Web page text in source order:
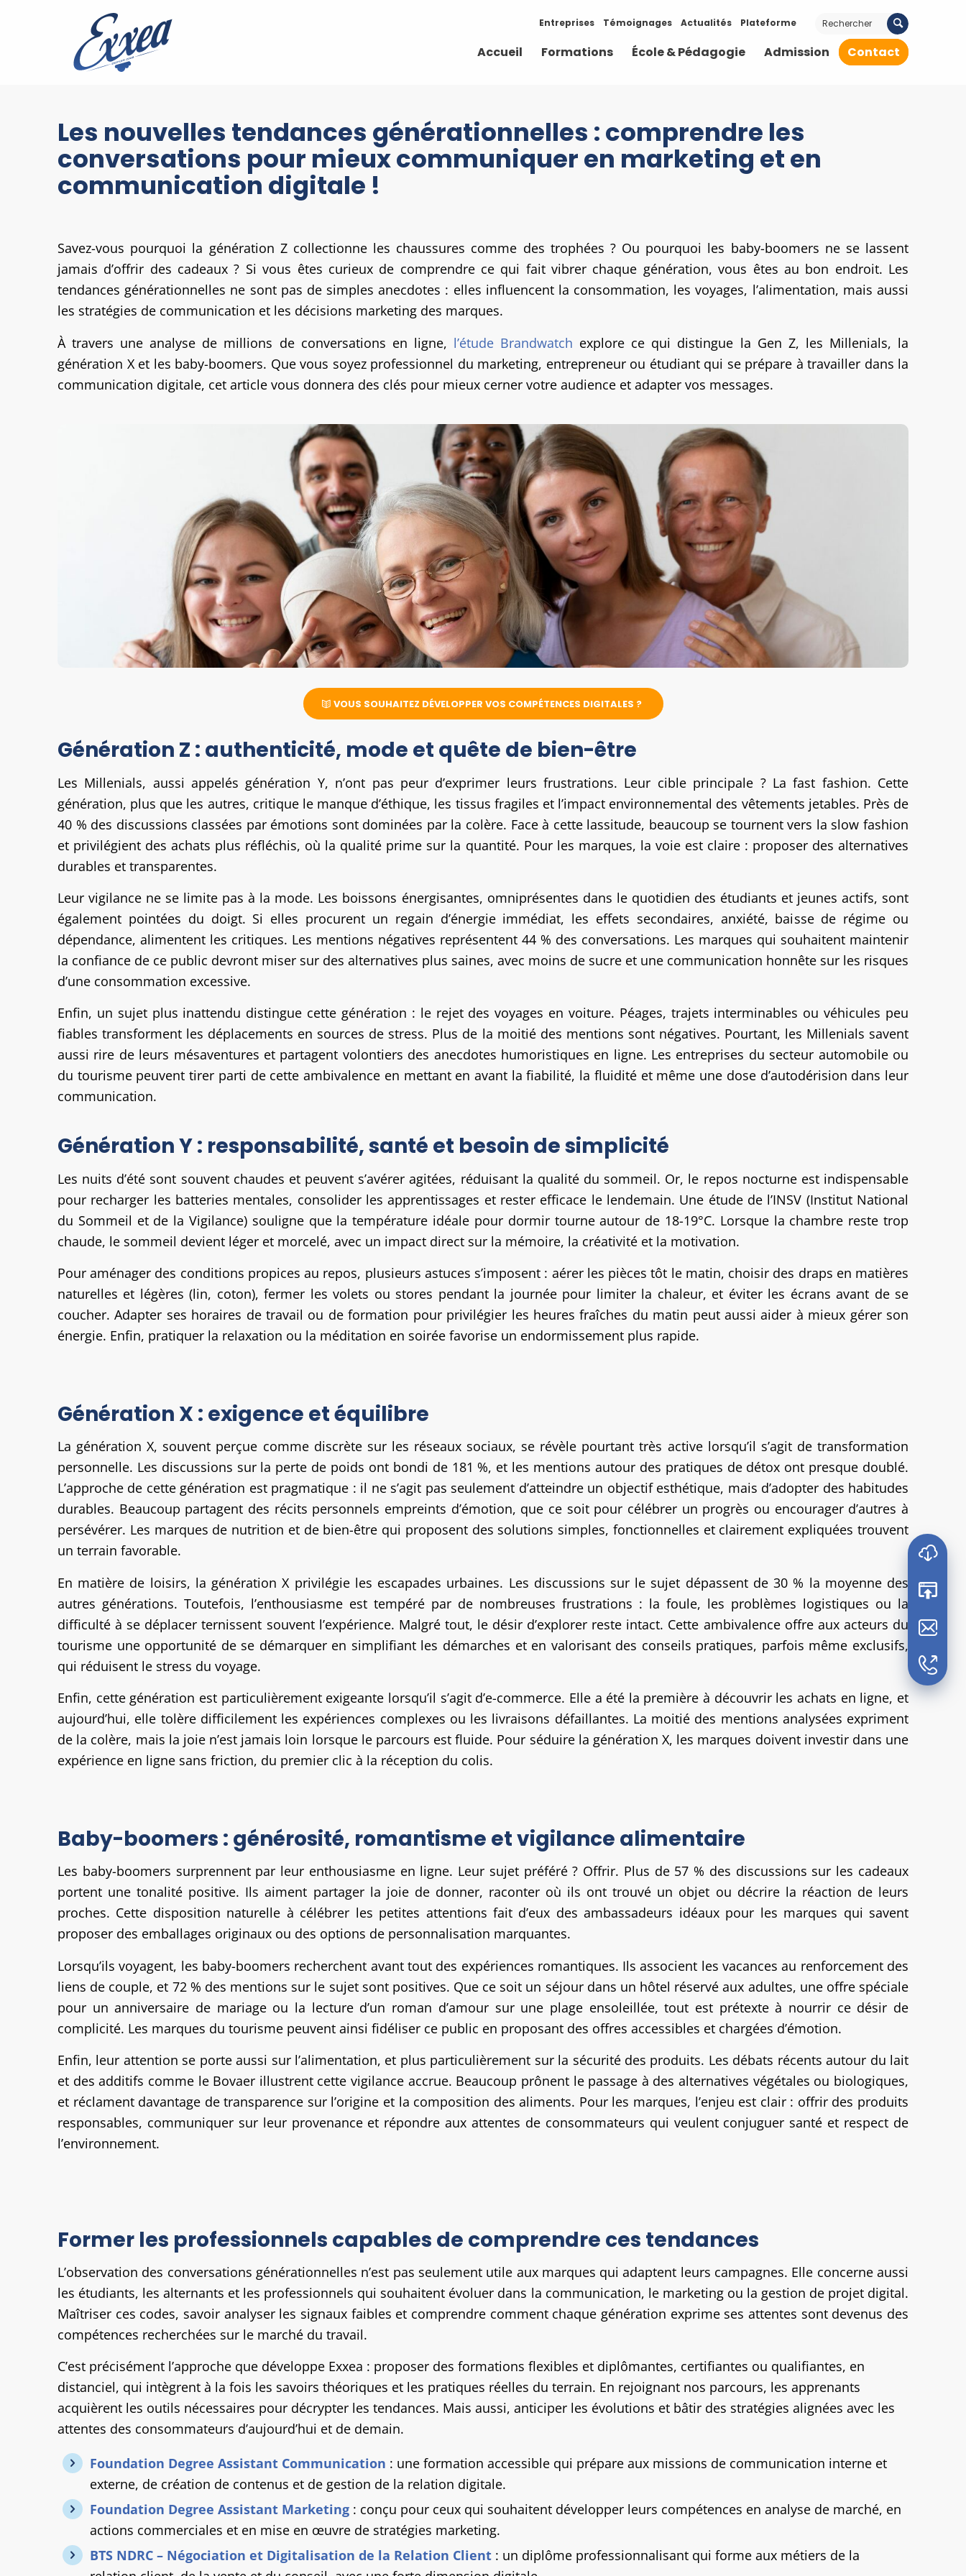
Accueil Formations École & Pédagogie Admission Contact
Entreprises Témoignages Actualités Plateforme
Les nouvelles tendances générationnelles : comprendre les
conversations pour mieux communiquer en marketing et en
communication digitale !
Savez-vous pourquoi la génération Z collectionne les chaussures comme des trophées ? Ou pourquoi les baby-boomers ne se lassent
jamais d’offrir des cadeaux ? Si vous êtes curieux de comprendre ce qui fait vibrer chaque génération, vous êtes au bon endroit. Les
tendances générationnelles ne sont pas de simples anecdotes : elles influencent la consommation, les voyages, l’alimentation, mais aussi
les stratégies de communication et les décisions marketing des marques.
À travers une analyse de millions de conversations en ligne, l’étude Brandwatch explore ce qui distingue la Gen Z, les Millenials, la
génération X et les baby-boomers. Que vous soyez professionnel du marketing, entrepreneur ou étudiant qui se prépare à travailler dans la
communication digitale, cet article vous donnera des clés pour mieux cerner votre audience et adapter vos messages.
VOUS SOUHAITEZ DÉVELOPPER VOS COMPÉTENCES DIGITALES ?
Génération Z : authenticité, mode et quête de bien-être
Les Millenials, aussi appelés génération Y, n’ont pas peur d’exprimer leurs frustrations. Leur cible principale ? La fast fashion. Cette
génération, plus que les autres, critique le manque d’éthique, les tissus fragiles et l’impact environnemental des vêtements jetables. Près de
40 % des discussions classées par émotions sont dominées par la colère. Face à cette lassitude, beaucoup se tournent vers la slow fashion
et privilégient des achats plus réfléchis, où la qualité prime sur la quantité. Pour les marques, la voie est claire : proposer des alternatives
durables et transparentes.
Leur vigilance ne se limite pas à la mode. Les boissons énergisantes, omniprésentes dans le quotidien des étudiants et jeunes actifs, sont
également pointées du doigt. Si elles procurent un regain d’énergie immédiat, les effets secondaires, anxiété, baisse de régime ou
dépendance, alimentent les critiques. Les mentions négatives représentent 44 % des conversations. Les marques qui souhaitent maintenir
la confiance de ce public devront miser sur des alternatives plus saines, avec moins de sucre et une communication honnête sur les risques
d’une consommation excessive.
Enfin, un sujet plus inattendu distingue cette génération : le rejet des voyages en voiture. Péages, trajets interminables ou véhicules peu
fiables transforment les déplacements en sources de stress. Plus de la moitié des mentions sont négatives. Pourtant, les Millenials savent
aussi rire de leurs mésaventures et partagent volontiers des anecdotes humoristiques en ligne. Les entreprises du secteur automobile ou
du tourisme peuvent tirer parti de cette ambivalence en mettant en avant la fiabilité, la fluidité et même une dose d’autodérision dans leur
communication.
Génération Y : responsabilité, santé et besoin de simplicité
Les nuits d’été sont souvent chaudes et peuvent s’avérer agitées, réduisant la qualité du sommeil. Or, le repos nocturne est indispensable
pour recharger les batteries mentales, consolider les apprentissages et rester efficace le lendemain. Une étude de l’INSV (Institut National
du Sommeil et de la Vigilance) souligne que la température idéale pour dormir tourne autour de 18-19°C. Lorsque la chambre reste trop
chaude, le sommeil devient léger et morcelé, avec un impact direct sur la mémoire, la créativité et la motivation.
Pour aménager des conditions propices au repos, plusieurs astuces s’imposent : aérer les pièces tôt le matin, choisir des draps en matières
naturelles et légères (lin, coton), fermer les volets ou stores pendant la journée pour limiter la chaleur, et éviter les écrans avant de se
coucher. Adapter ses horaires de travail ou de formation pour privilégier les heures fraîches du matin peut aussi aider à mieux gérer son
énergie. Enfin, pratiquer la relaxation ou la méditation en soirée favorise un endormissement plus rapide.
Génération X : exigence et équilibre
La génération X, souvent perçue comme discrète sur les réseaux sociaux, se révèle pourtant très active lorsqu’il s’agit de transformation
personnelle. Les discussions sur la perte de poids ont bondi de 181 %, et les mentions autour des pratiques de détox ont presque doublé.
L’approche de cette génération est pragmatique : il ne s’agit pas seulement d’atteindre un objectif esthétique, mais d’adopter des habitudes
durables. Beaucoup partagent des récits personnels empreints d’émotion, que ce soit pour célébrer un progrès ou encourager d’autres à
persévérer. Les marques de nutrition et de bien-être qui proposent des solutions simples, fonctionnelles et clairement expliquées trouvent
un terrain favorable.
En matière de loisirs, la génération X privilégie les escapades urbaines. Les discussions sur le sujet dépassent de 30 % la moyenne des
autres générations. Toutefois, l’enthousiasme est tempéré par de nombreuses frustrations : la foule, les problèmes logistiques ou la
difficulté à se déplacer ternissent souvent l’expérience. Malgré tout, le désir d’explorer reste intact. Cette ambivalence offre aux acteurs du
tourisme une opportunité de se démarquer en simplifiant les démarches et en valorisant des conseils pratiques, parfois même exclusifs,
qui réduisent le stress du voyage.
Enfin, cette génération est particulièrement exigeante lorsqu’il s’agit d’e-commerce. Elle a été la première à découvrir les achats en ligne, et
aujourd’hui, elle tolère difficilement les expériences complexes ou les livraisons défaillantes. La moitié des mentions analysées expriment
de la colère, mais la joie n’est jamais loin lorsque le parcours est fluide. Pour séduire la génération X, les marques doivent investir dans une
expérience en ligne sans friction, du premier clic à la réception du colis.
Baby-boomers : générosité, romantisme et vigilance alimentaire
Les baby-boomers surprennent par leur enthousiasme en ligne. Leur sujet préféré ? Offrir. Plus de 57 % des discussions sur les cadeaux
portent une tonalité positive. Ils aiment partager la joie de donner, raconter où ils ont trouvé un objet ou décrire la réaction de leurs
proches. Cette disposition naturelle à célébrer les petites attentions fait d’eux des ambassadeurs idéaux pour les marques qui savent
proposer des emballages originaux ou des options de personnalisation marquantes.
Lorsqu’ils voyagent, les baby-boomers recherchent avant tout des expériences romantiques. Ils associent les vacances au renforcement des
liens de couple, et 72 % des mentions sur le sujet sont positives. Que ce soit un séjour dans un hôtel réservé aux adultes, une offre spéciale
pour un anniversaire de mariage ou la lecture d’un roman d’amour sur une plage ensoleillée, tout est prétexte à nourrir ce désir de
complicité. Les marques du tourisme peuvent ainsi fidéliser ce public en proposant des offres accessibles et chargées d’émotion.
Enfin, leur attention se porte aussi sur l’alimentation, et plus particulièrement sur la sécurité des produits. Les débats récents autour du lait
et des additifs comme le Bovaer illustrent cette vigilance accrue. Beaucoup prônent le passage à des alternatives végétales ou biologiques,
et réclament davantage de transparence sur l’origine et la composition des aliments. Pour les marques, l’enjeu est clair : offrir des produits
responsables, communiquer sur leur provenance et répondre aux attentes de consommateurs qui veulent conjuguer santé et respect de
l’environnement.
Former les professionnels capables de comprendre ces tendances
L’observation des conversations générationnelles n’est pas seulement utile aux marques qui adaptent leurs campagnes. Elle concerne aussi
les étudiants, les alternants et les professionnels qui souhaitent évoluer dans la communication, le marketing ou la gestion de projet digital.
Maîtriser ces codes, savoir analyser les signaux faibles et comprendre comment chaque génération exprime ses attentes sont devenus des
compétences recherchées sur le marché du travail.
C’est précisément l’approche que développe Exxea : proposer des formations flexibles et diplômantes, certifiantes ou qualifiantes, en
distanciel, qui intègrent à la fois les savoirs théoriques et les pratiques réelles du terrain. En rejoignant nos parcours, les apprenants
acquièrent les outils nécessaires pour décrypter les tendances. Mais aussi, anticiper les évolutions et bâtir des stratégies alignées avec les
attentes des consommateurs d’aujourd’hui et de demain.
Foundation Degree Assistant Communication : une formation accessible qui prépare aux missions de communication interne et
externe, de création de contenus et de gestion de la relation digitale.
Foundation Degree Assistant Marketing : conçu pour ceux qui souhaitent développer leurs compétences en analyse de marché, en
actions commerciales et en mise en œuvre de stratégies marketing.
BTS NDRC – Négociation et Digitalisation de la Relation Client : un diplôme professionnalisant qui forme aux métiers de la